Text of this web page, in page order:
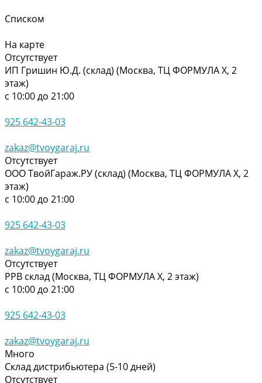
Списком
На карте
Отсутствует
ИП Гришин Ю.Д. (склад) (Москва, ТЦ ФОРМУЛА Х, 2
этаж)
с 10:00 до 21:00
925 642-43-03
zakaz@tvoygaraj.ru
Отсутствует
ООО ТвойГараж.РУ (склад) (Москва, ТЦ ФОРМУЛА Х, 2
этаж)
с 10:00 до 21:00
925 642-43-03
zakaz@tvoygaraj.ru
Отсутствует
РРВ склад (Москва, ТЦ ФОРМУЛА Х, 2 этаж)
с 10:00 до 21:00
925 642-43-03
zakaz@tvoygaraj.ru
Много
Склад дистрибьютера (5-10 дней)
Отсутствует